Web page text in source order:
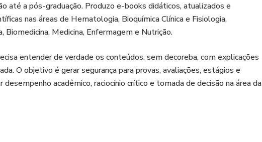
clara, didática e clínica, você vai aprender a:
T4 Livre, T3 e anticorpos tireoidianos com segurança
hipertireoidismo e tireotoxicose
das alterações laboratoriais
até a pós-graduação. Produzo e-books didáticos, atualizados e
nas áreas de Hematologia, Bioquímica Clínica e Fisiologia,
Medicina, Enfermagem e Nutrição.
entender de verdade os conteúdos, sem decoreba, com explicações
O objetivo é gerar segurança para provas, avaliações, estágios e
acadêmico, raciocínio crítico e tomada de decisão na área da